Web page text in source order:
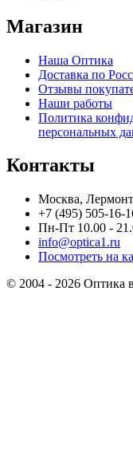
Магазин
Наша Оптика
Доставка по
Отзывы
Наши работы
Политика
персональных
Контакты
Москва,
+7 (495) 505-16-
Пн-Пт 10.00 -
info@optica1.ru
Посмотреть на
© 2004 - 2026 Оптика